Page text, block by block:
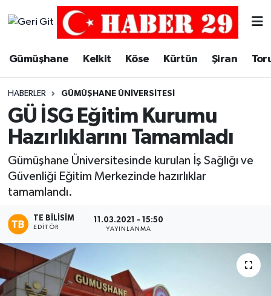
Gümüşhane Kelkit Köse Kürtün Şiran
HABERLER GÜMÜŞHANE ÜNIVERSITESI
GÜ İSG Eğitim Kurumu
Hazırlıklarını Tamamladı
Gümüşhane Üniversitesinde kurulan İş Sağlığı ve
Güvenliği Eğitim Merkezinde hazırlıklar
tamamlandı.
TE BILISIM
EDITÖR
11.03.2021 - 15:50
YAYINLANMA
Merkez Trafik Yoğunluk Haritası
Süper Lig Puan Durumu ve Fikstür
Tüm Manşetler
Son Dakika Haberleri